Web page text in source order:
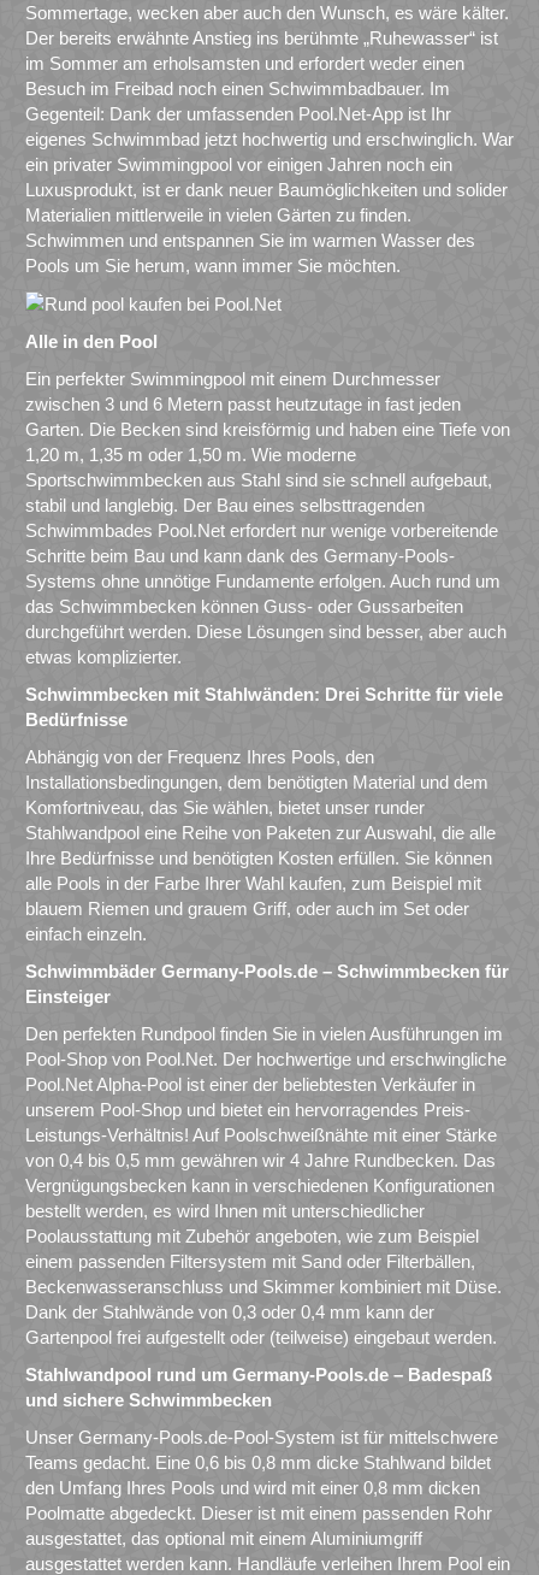
Sommertage, wecken aber auch den Wunsch, es wäre kälter.
Der bereits erwähnte Anstieg ins berühmte „Ruhewasser“ ist
im Sommer am erholsamsten und erfordert weder einen
Besuch im Freibad noch einen Schwimmbadbauer. Im
Gegenteil: Dank der umfassenden Pool.Net-App ist Ihr
eigenes Schwimmbad jetzt hochwertig und erschwinglich. War
ein privater Swimmingpool vor einigen Jahren noch ein
Luxusprodukt, ist er dank neuer Baumöglichkeiten und solider
Materialien mittlerweile in vielen Gärten zu finden.
Schwimmen und entspannen Sie im warmen Wasser des
Pools um Sie herum, wann immer Sie möchten.
Alle in den Pool
Ein perfekter Swimmingpool mit einem Durchmesser
zwischen 3 und 6 Metern passt heutzutage in fast jeden
Garten. Die Becken sind kreisförmig und haben eine Tiefe von
1,20 m, 1,35 m oder 1,50 m. Wie moderne
Sportschwimmbecken aus Stahl sind sie schnell aufgebaut,
stabil und langlebig. Der Bau eines selbsttragenden
Schwimmbades Pool.Net erfordert nur wenige vorbereitende
Schritte beim Bau und kann dank des Germany-Pools-
Systems ohne unnötige Fundamente erfolgen. Auch rund um
das Schwimmbecken können Guss- oder Gussarbeiten
durchgeführt werden. Diese Lösungen sind besser, aber auch
etwas komplizierter.
Schwimmbecken mit Stahlwänden: Drei Schritte für viele
Bedürfnisse
Abhängig von der Frequenz Ihres Pools, den
Installationsbedingungen, dem benötigten Material und dem
Komfortniveau, das Sie wählen, bietet unser runder
Stahlwandpool eine Reihe von Paketen zur Auswahl, die alle
Ihre Bedürfnisse und benötigten Kosten erfüllen. Sie können
alle Pools in der Farbe Ihrer Wahl kaufen, zum Beispiel mit
blauem Riemen und grauem Griff, oder auch im Set oder
einfach einzeln.
Schwimmbäder Germany-Pools.de – Schwimmbecken für
Einsteiger
Den perfekten Rundpool finden Sie in vielen Ausführungen im
Pool-Shop von Pool.Net. Der hochwertige und erschwingliche
Pool.Net Alpha-Pool ist einer der beliebtesten Verkäufer in
unserem Pool-Shop und bietet ein hervorragendes Preis-
Leistungs-Verhältnis! Auf Poolschweißnähte mit einer Stärke
von 0,4 bis 0,5 mm gewähren wir 4 Jahre Rundbecken. Das
Vergnügungsbecken kann in verschiedenen Konfigurationen
bestellt werden, es wird Ihnen mit unterschiedlicher
Poolausstattung mit Zubehör angeboten, wie zum Beispiel
einem passenden Filtersystem mit Sand oder Filterbällen,
Beckenwasseranschluss und Skimmer kombiniert mit Düse.
Dank der Stahlwände von 0,3 oder 0,4 mm kann der
Gartenpool frei aufgestellt oder (teilweise) eingebaut werden.
Stahlwandpool rund um Germany-Pools.de – Badespaß
und sichere Schwimmbecken
Unser Germany-Pools.de-Pool-System ist für mittelschwere
Teams gedacht. Eine 0,6 bis 0,8 mm dicke Stahlwand bildet
den Umfang Ihres Pools und wird mit einer 0,8 mm dicken
Poolmatte abgedeckt. Dieser ist mit einem passenden Rohr
ausgestattet, das optional mit einem Aluminiumgriff
ausgestattet werden kann. Handläufe verleihen Ihrem Pool ein